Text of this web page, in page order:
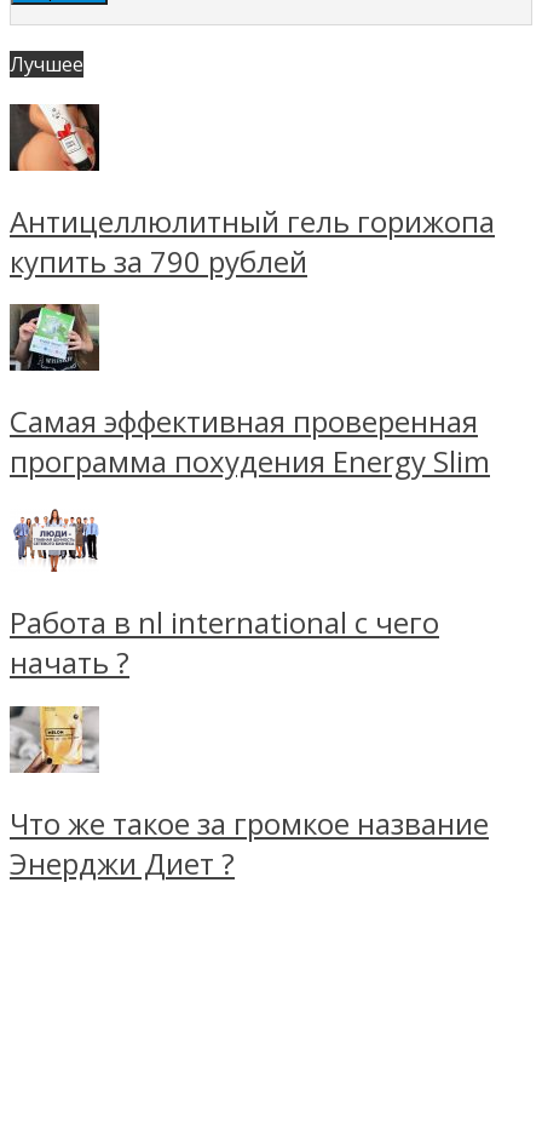
Лучшее
Антицеллюлитный гель горижопа
купить за 790 рублей
Самая эффективная проверенная
программа похудения Energy Slim
Работа в nl international с чего
начать ?
Что же такое за громкое название
Энерджи Диет ?